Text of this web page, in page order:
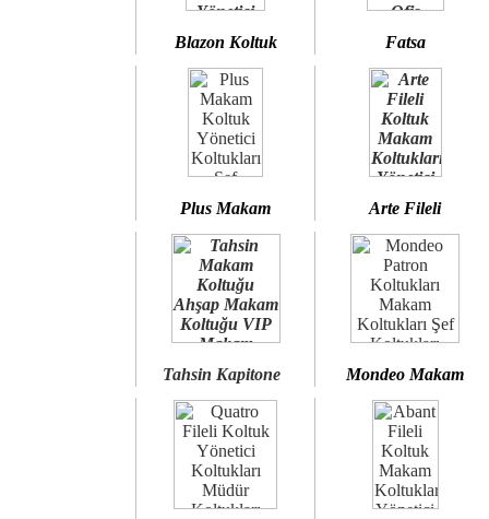
Blazon Koltuk Fatsa
Plus Makam Arte Fileli
Tahsin Kapitone Mondeo Makam